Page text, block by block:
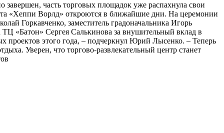
завершен, часть торговых площадок уже распахнула свои
«Хеппи Ворлд» откроются в ближайшие дни. На церемонии
Горкавченко, заместитель градоначальника Игорь
«Батон» Сергея Салькинова за внушительный вклад в
проектов этого года, – подчеркнул Юрий Лысенко. – Теперь
Уверен, что торгово-развлекательный центр станет